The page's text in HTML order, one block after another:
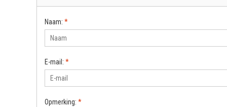
Naam: *
E-mail: *
Opmerking: *